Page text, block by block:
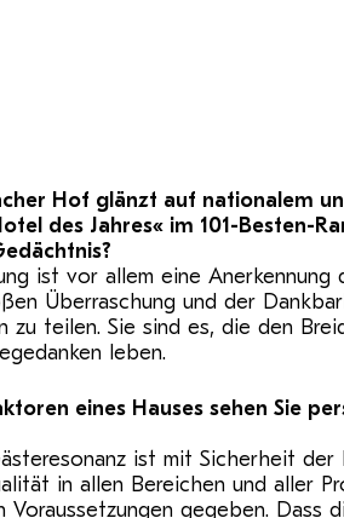
Hof glänzt auf nationalem
des Jahres« im 101-Besten-
ist vor allem eine
Überraschung und der
zu teilen. Sie sind es, die den
leben.
eines Hauses sehen Sie
ist mit Sicherheit der
in allen Bereichen und aller
Voraussetzungen gegeben.